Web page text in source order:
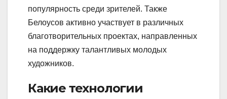
популярность среди зрителей. Также
Белоусов активно участвует в различных
благотворительных проектах, направленных
на поддержку талантливых молодых
художников.
Какие технологии